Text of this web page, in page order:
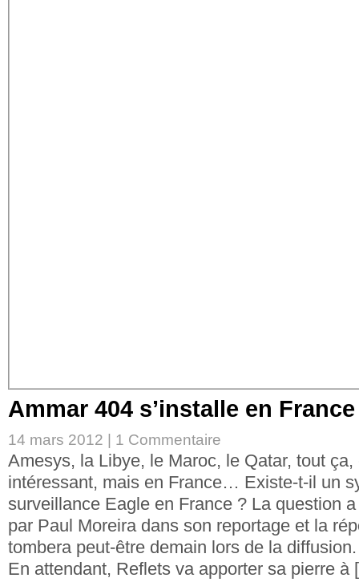
Ammar 404 s’installe en France
14 mars 2012 | 1 Commentaire
Amesys, la Libye, le Maroc, le Qatar, tout ça,
intéressant, mais en France… Existe-t-il un
surveillance Eagle en France ? La question
par Paul Moreira dans son reportage et la
tombera peut-être demain lors de la
En attendant, Reflets va apporter sa pierre